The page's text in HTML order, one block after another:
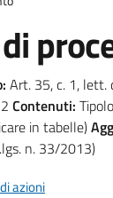
Art. 35, c. 1, lett.
Contenuti:
in tabelle)
n. 33/2013)
azioni